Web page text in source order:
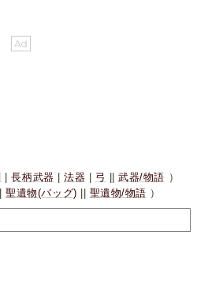
|長柄武器 |法器 弓 ||武器/物語 ）
|聖遺物(バッグ) 聖遺物/物語 ）